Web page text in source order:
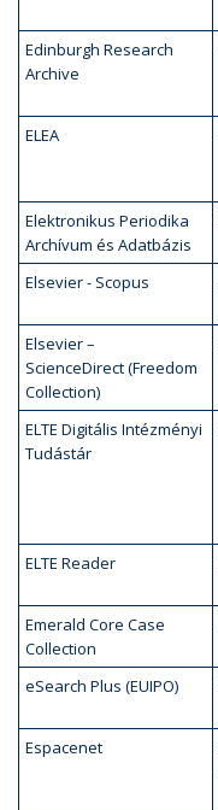
Edinburgh Research
Archive
ELEA
Elektronikus Periodika
Archívum és Adatbázis
Elsevier - Scopus
Elsevier –
ScienceDirect (Freedom
Collection)
ELTE Digitális Intézményi
Tudástár
ELTE Reader
Emerald Core Case
Collection
eSearch Plus (EUIPO)
Espacenet